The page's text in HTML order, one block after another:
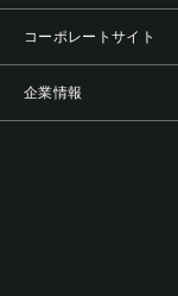
コーポレートサイト
企業情報